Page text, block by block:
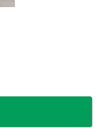
57202 aantal